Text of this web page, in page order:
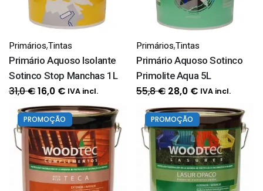
Primários,Tintas
Primário Aquoso Isolante
Sotinco Stop Manchas 1L
31,0€O
preço
original
era:
31,0 €.
16,0 €O
preço
atual
é:
16,0 €.
IVA incl.
Primários,Tintas
Primário Aquoso Sotinco
Primolite Aqua 5L
55,8€ O
preço
original
era:
55,8 €.
28,0 €O
preço
atual
é:
28,0 €.
IVA incl.
PROMOÇÃO PROMOÇÃO